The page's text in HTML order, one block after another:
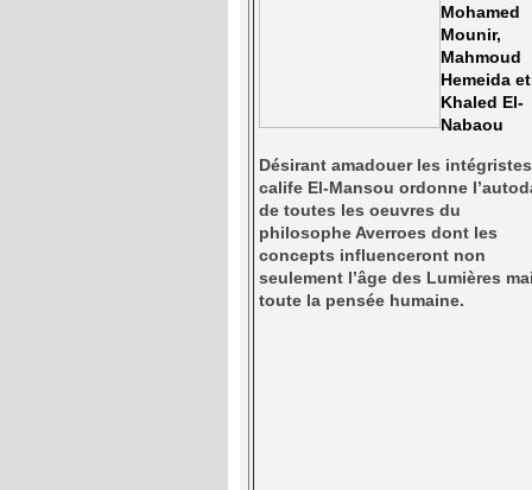
Mohamed
Mounir,
Mahmoud
Hemeida et
Khaled El-
Nabaou
Désirant amadouer les
calife El-Mansou ordonne
de toutes les oeuvres du
philosophe Averroes dont les
concepts influenceront non
seulement l’âge des Lumières
toute la pensée humaine.